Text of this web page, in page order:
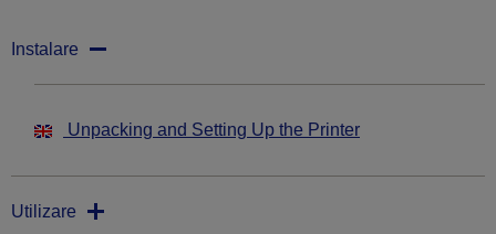
Instalare
Unpacking and Setting Up the Printer
Utilizare